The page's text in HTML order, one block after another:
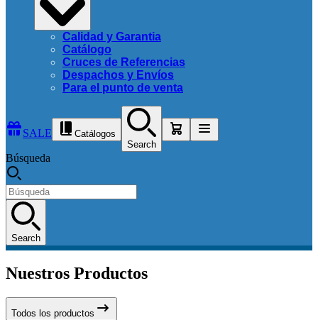
Calidad y Garantia
Catálogo
Cruces de Referencias
Despachos y Envíos
Para el punto de venta
SALE
Catálogos
Search
Búsqueda
Search
Nuestros Productos
Todos los productos